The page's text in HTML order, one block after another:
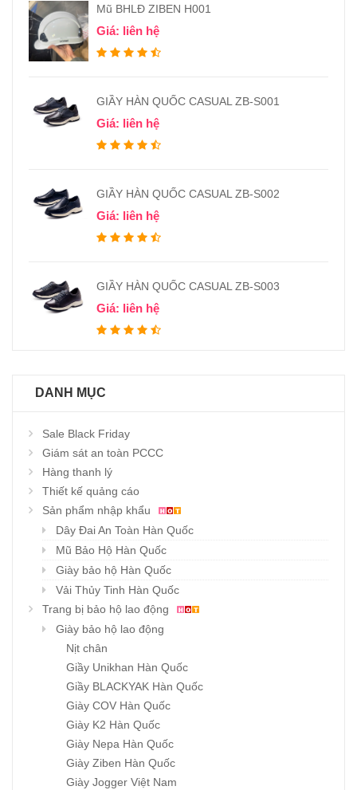
Mũ BHLĐ ZIBEN H001
Giá: liên hệ
GIẦY HÀN QUỐC CASUAL ZB-S001
Giá: liên hệ
GIẦY HÀN QUỐC CASUAL ZB-S002
Giá: liên hệ
GIẦY HÀN QUỐC CASUAL ZB-S003
Giá: liên hệ
DANH MỤC
Sale Black Friday
Giám sát an toàn PCCC
Hàng thanh lý
Thiết kế quảng cáo
Sản phẩm nhập khẩu
Dây Đai An Toàn Hàn Quốc
Mũ Bảo Hộ Hàn Quốc
Giày bảo hộ Hàn Quốc
Vải Thủy Tinh Hàn Quốc
Trang bị bảo hộ lao động
Giày bảo hộ lao động
Nịt chân
Giầy Unikhan Hàn Quốc
Giầy BLACKYAK Hàn Quốc
Giày COV Hàn Quốc
Giày K2 Hàn Quốc
Giày Nepa Hàn Quốc
Giày Ziben Hàn Quốc
Giày Jogger Việt Nam